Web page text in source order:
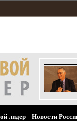
лидер Новости